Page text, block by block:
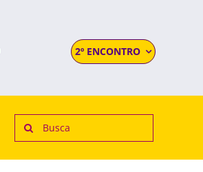
2º ENCONTRO
Search
for: